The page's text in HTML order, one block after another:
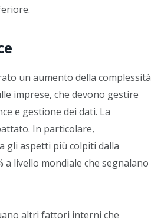
un aumento della complessità
imprese, che devono gestire
e gestione dei dati. La
In particolare,
gli aspetti più colpiti dalla
a livello mondiale che segnalano
altri fattori interni che